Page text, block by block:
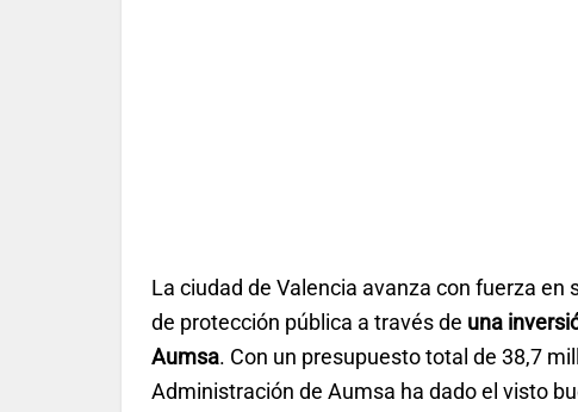
La ciudad de Valencia avanza con fuerza
de protección pública a través de una
Aumsa. Con un presupuesto total de 38,7
Administración de Aumsa ha dado el visto